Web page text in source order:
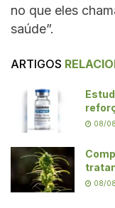
no que eles
saúde”.
ARTIGOS
08/
08/